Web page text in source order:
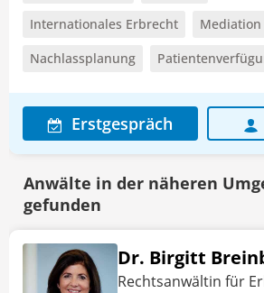
Internationales Erbrecht
Mediation
Nachlassplanung
Erstgespräch
Anwälte in der näheren
gefunden
Dr. Birgitt
Rechtsanwältin für